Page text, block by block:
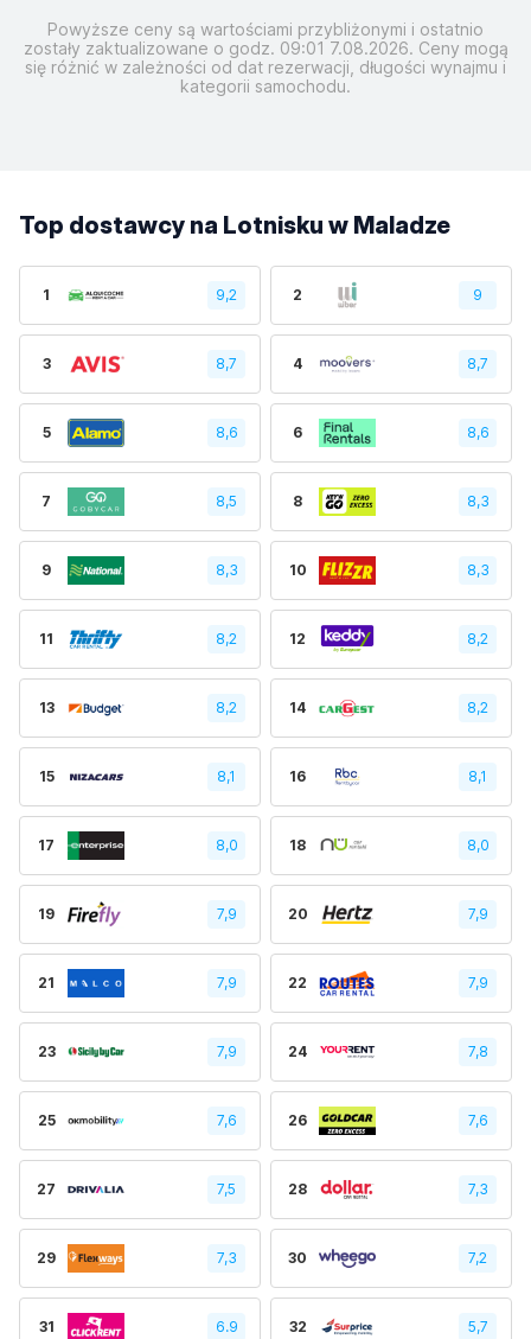
Powyższe ceny są wartościami przybliżonymi i ostatnio
zostały zaktualizowane o godz. 09:01 7.08.2026. Ceny mogą
się różnić w zależności od dat rezerwacji, długości wynajmu i
kategorii samochodu.
Top dostawcy na Lotnisku w Maladze
1 9,2 2 9
3 8,7 4 8,7
5 8,6 6 8,6
7 8,5 8 8,3
9 8,3 10 8,3
11 8,2 12 8,2
13 8,2 14 8,2
15 8,1 16 8,1
17 8,0 18 8,0
19 7,9 20 7,9
21 7,9 22 7,9
23 7,9 24 7,8
25 7,6 26 7,6
27 7,5 28 7,3
29 7,3 30 7,2
31 6.9 32 5,7